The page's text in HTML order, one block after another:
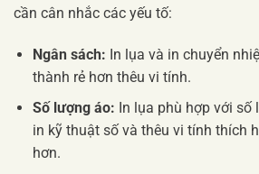
cần cân nhắc các yếu tố:
Ngân sách: In lụa và in chuyển
thành rẻ hơn thêu vi tính.
Số lượng áo: In lụa phù hợp với
in kỹ thuật số và thêu vi tính thích
hơn.